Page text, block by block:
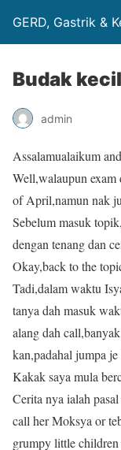
GERD, Gastrik &
Budak
admin
Assalamualaikum
Well,walaupun
of April,namun nak
Sebelum masuk
dengan tenang dan
Okay,back to the
Tadi,dalam waktu
tanya dah masuk
alang dah
kan,padahal jumpa
Kakak saya mula
Cerita nya ialah
call her Moksya or
grumpy little children